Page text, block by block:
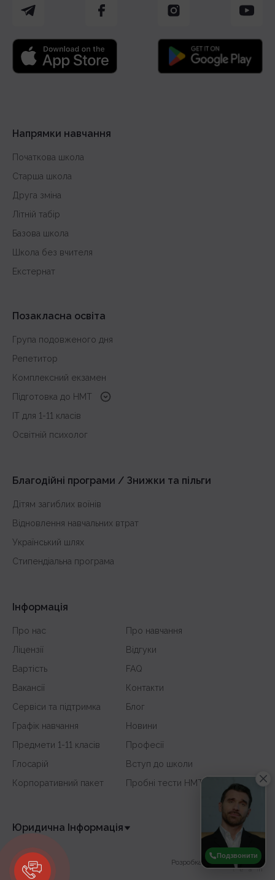
Напрямки навчання
Початкова школа
Старша школа
Друга зміна
Літній табір
Базова школа
Школа без вчителя
Екстернат
Позакласна освіта
Група подовженого дня
Репетитор
Комплексний екзамен
Підготовка до HMT
з української мови
з історії України
IT для 1-11 класів
Освітній психолог
Благодійні програми / Знижки та пільги
Дітям загиблих воїнів
Відновлення навчальних втрат
Український шлях
Стипендіальна програма
Інформація
Про нас
Про навчання
Ліцензії
Відгуки
Вартість
FAQ
Вакансії
Контакти
Сервіси та підтримка
Блог
Графік навчання
Новини
Предмети 1-11 класів
Професії
Глосарій
Вступ до школи
Корпоративний пакет
Пробні тести НМТ
Юридична Інформація
Розробка сайту -
Подзвонити